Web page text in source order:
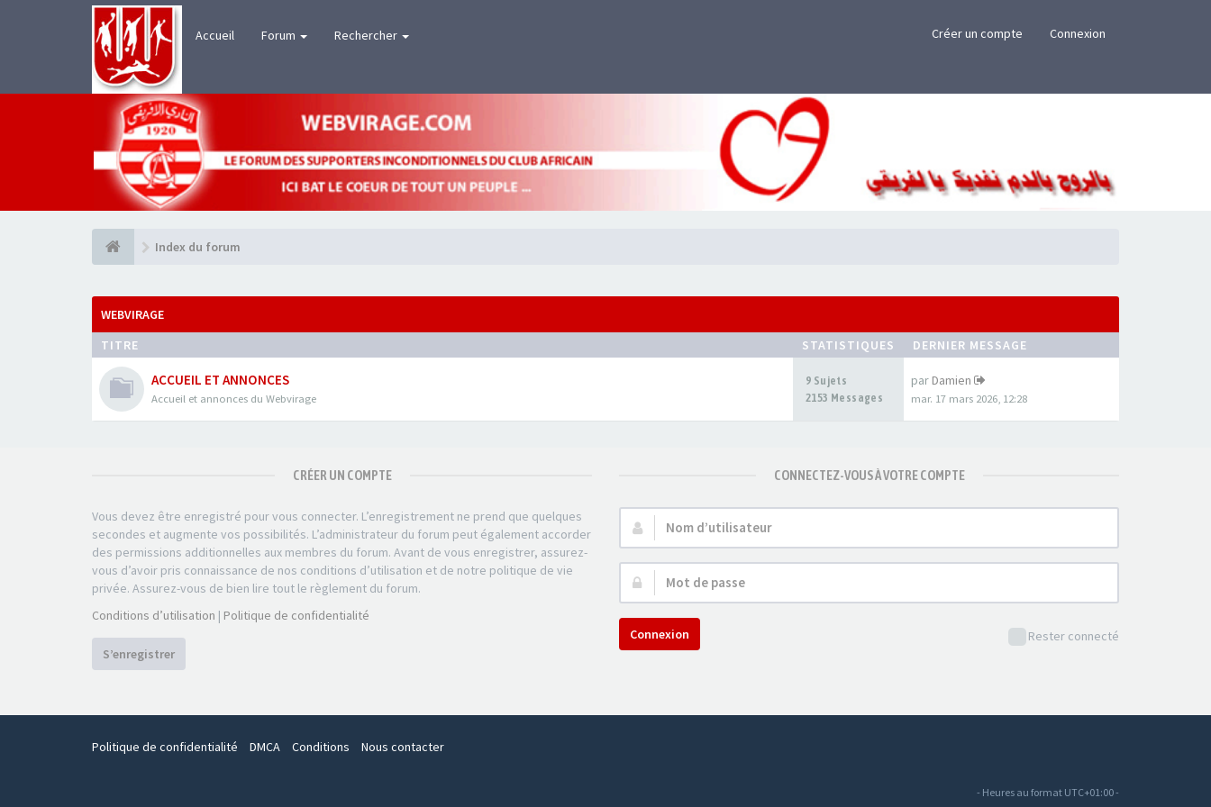
Accueil Forum Rechercher Créer un compte Connexion
Index du forum
WEBVIRAGE
TITRE
STATISTIQUES DERNIER MESSAGE
ACCUEIL ET ANNONCES
Accueil et annonces du Webvirage
9 Sujets
2153 Messages
par Damien
mar. 17 mars 2026, 12:28
CRÉER UN COMPTE
Vous devez être enregistré pour vous connecter. L’enregistrement ne prend que quelques
secondes et augmente vos possibilités. L’administrateur du forum peut également accorder
des permissions additionnelles aux membres du forum. Avant de vous enregistrer, assurez-
vous d’avoir pris connaissance de nos conditions d’utilisation et de notre politique de vie
privée. Assurez-vous de bien lire tout le règlement du forum.
Conditions d’utilisation | Politique de confidentialité
S’enregistrer
CONNECTEZ-VOUS À VOTRE COMPTE
Nom
d’utilisateur :
Mot
passe :
Rester connecté
Connexion
Politique de confidentialité DMCA Conditions Nous contacter
- Heures au format UTC+01:00-